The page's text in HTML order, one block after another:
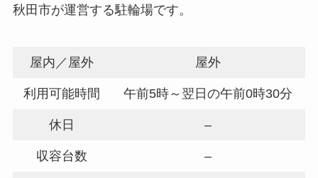
秋田市が運営する駐輪場です。
屋内／屋外 屋外
利用可能時間 午前5時～翌日の午前0時30分
休日 –
収容台数 –